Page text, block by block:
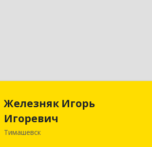
Железняк Игорь
Игоревич
Тимашевск352700, Краснодарский край,